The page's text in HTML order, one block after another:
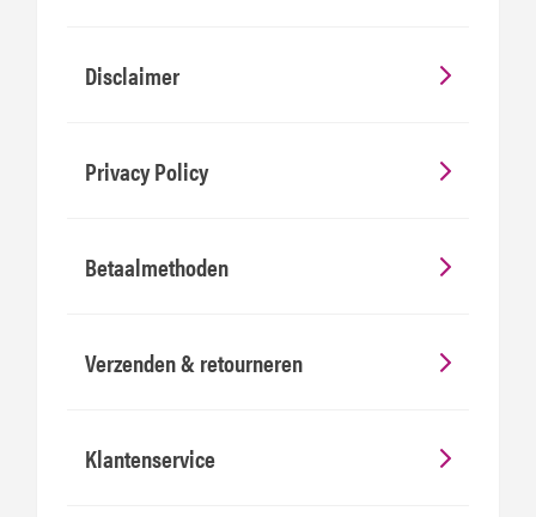
Disclaimer
Privacy Policy
Betaalmethoden
Verzenden & retourneren
Klantenservice